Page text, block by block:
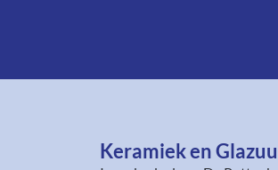
Keramiek en